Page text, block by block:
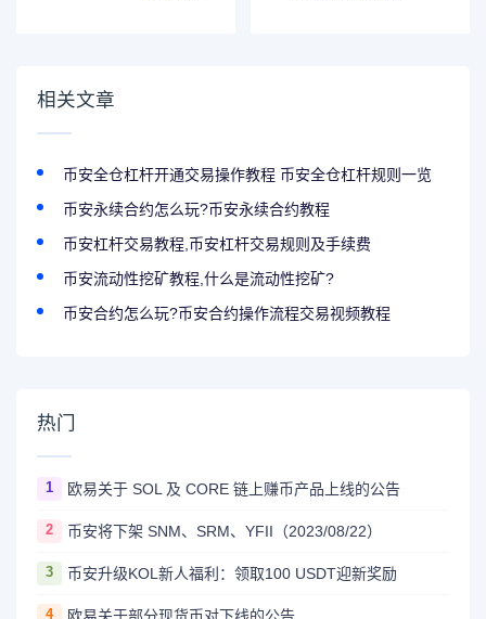
相关文章
币安全仓杠杆开通交易操作教程 币安全仓杠杆规则一览
币安永续合约怎么玩?币安永续合约教程
币安杠杆交易教程,币安杠杆交易规则及手续费
币安流动性挖矿教程,什么是流动性挖矿?
币安合约怎么玩?币安合约操作流程交易视频教程
热门
1 欧易关于 SOL 及 CORE 链上赚币产品上线的公告
2 币安将下架 SNM、SRM、YFII（2023/08/22）
3 币安升级KOL新人福利：领取100 USDT迎新奖励
4